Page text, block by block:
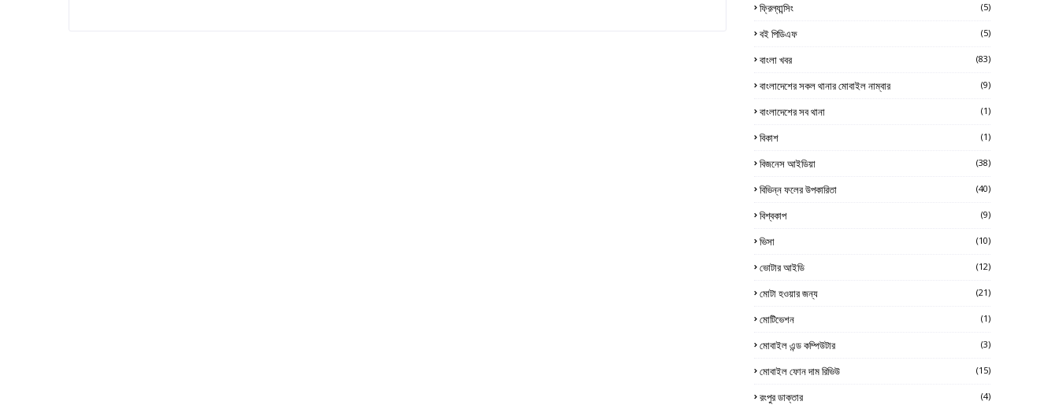
ফ্রিল্যান্সিং (5)
বই পিডিএফ (5)
বাংলা খবর (83)
বাংলাদেশের সকল থানার মোবাইল নাম্বার (9)
বাংলাদেশের সব থানা (1)
বিকাশ (1)
বিজনেস আইডিয়া (38)
বিভিন্ন ফলের উপকারিতা (40)
বিশ্বকাপ (9)
ভিসা (10)
ভোটার আইডি (12)
মোটা হওয়ার জন্য (21)
মোটিভেশন (1)
মোবাইল এন্ড কম্পিউটার (3)
মোবাইল ফোন দাম রিভিউ (15)
রংপুর ডাক্তার (4)